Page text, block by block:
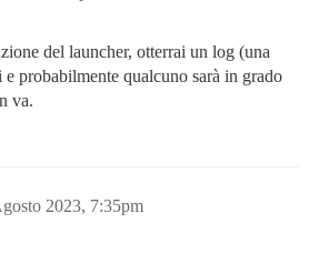
del launcher, otterrai un log (una
probabilmente qualcuno sarà in grado
va.
2023, 7:35pm